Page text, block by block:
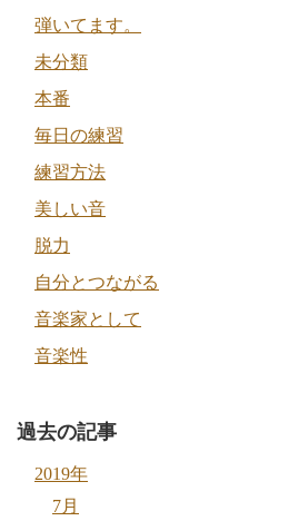
弾いてます。
未分類
本番
毎日の練習
練習方法
美しい音
脱力
自分とつながる
音楽家として
音楽性
過去の記事
2019年
7月